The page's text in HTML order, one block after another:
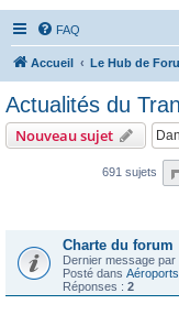
FAQ
Accueil Le Hub de
Actualités du
Nouveau sujet
691 sujets
Charte du forum
Dernier message par
Posté dans
Réponses : 2